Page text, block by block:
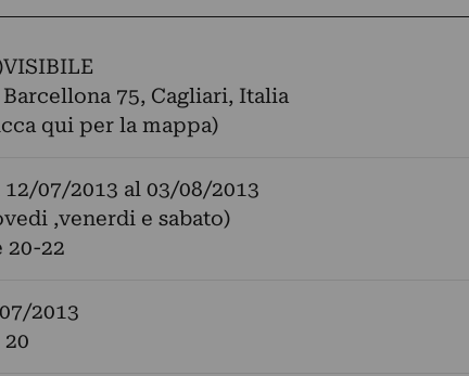
75, Cagliari, Italia
qui per la mappa)
12/07/2013 al 03/08/2013
,venerdi e sabato)
20-22
2013